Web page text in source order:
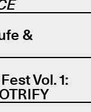
&
Vol. 1: